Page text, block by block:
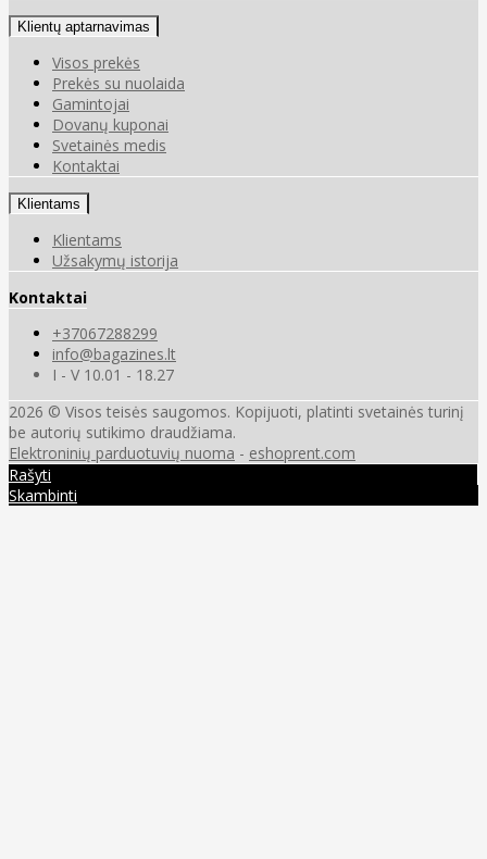
Klientų aptarnavimas
Visos prekės
Prekės su nuolaida
Gamintojai
Dovanų kuponai
Svetainės medis
Kontaktai
Klientams
Klientams
Užsakymų istorija
Kontaktai
+37067288299
info@bagazines.lt
I - V 10.01 - 18.27
2026 © Visos teisės saugomos. Kopijuoti, platinti svetainės turinį
be autorių sutikimo draudžiama.
Elektroninių parduotuvių nuoma - eshoprent.com
Rašyti
Skambinti